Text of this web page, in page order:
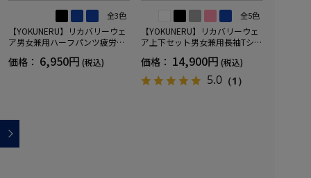
全3色
【YOKUNERU】リカバリーウェ
ア男女兼用ハーフパンツ疲労回
IX(R)【一般医療機器】SS～LLサ
価格： 6,950円 (税込)
全5色
【YOKUNERU】リカバリーウェ
ア上下セット男女兼用長袖Tシャ
進遠赤外線快眠NANOMIX(R)【一
般医療機器】SS～LLサイズ
価格： 14,900円 (税込)
5.0 （1）